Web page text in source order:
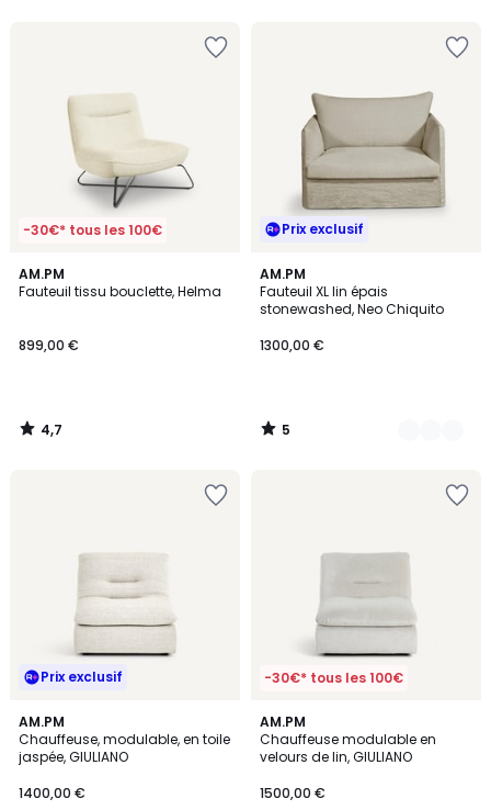
-30€* tous les 100€
AM.PM
Fauteuil tissu bouclette, Helma
899,00 €
4,7
/ 5
4,7
/
Prix exclusif
AM.PM
Fauteuil XL lin épais
stonewashed, Neo Chiquito
1300,00 €
5
/
5
3
Couleurs
5
/
Prix exclusif
AM.PM
Chauffeuse, modulable, en toile
jaspée, GIULIANO
1400,00 €
3
Couleurs
-30€* tous les 100€
AM.PM
Chauffeuse modulable en
velours de lin, GIULIANO
1500,00 €
5
/
5
5
Couleurs